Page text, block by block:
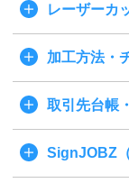
レーザーカ
加工方法・
取引先台帳
SignJOBZ